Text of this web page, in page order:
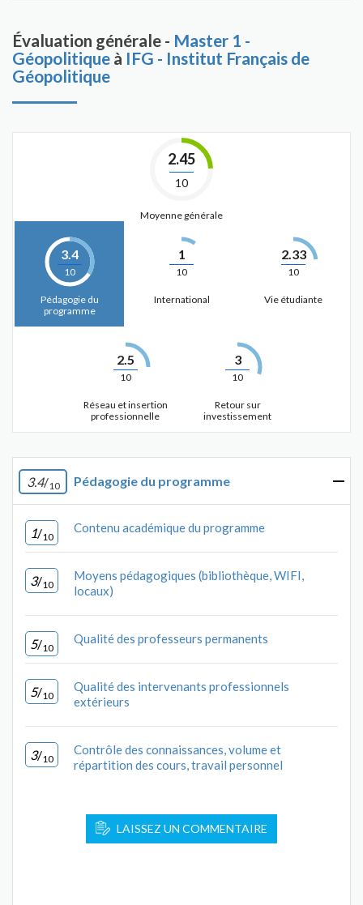
Évaluation générale - Master 1 -
Géopolitique à IFG - Institut Français de
Géopolitique
2.45
10
Moyenne générale
3.4
10
Pédagogie du
programme
1
10
International
2.33
10
Vie étudiante
2.5
10
Réseau et insertion
professionnelle
3
10
Retour sur
investissement
3.4/10 Pédagogie du programme
1/10
Contenu académique du programme
3/10
Moyens pédagogiques (bibliothèque, WIFI,
locaux)
5/10
Qualité des professeurs permanents
5/10
Qualité des intervenants professionnels
extérieurs
3/10
Contrôle des connaissances, volume et
répartition des cours, travail personnel
LAISSEZ UN COMMENTAIRE